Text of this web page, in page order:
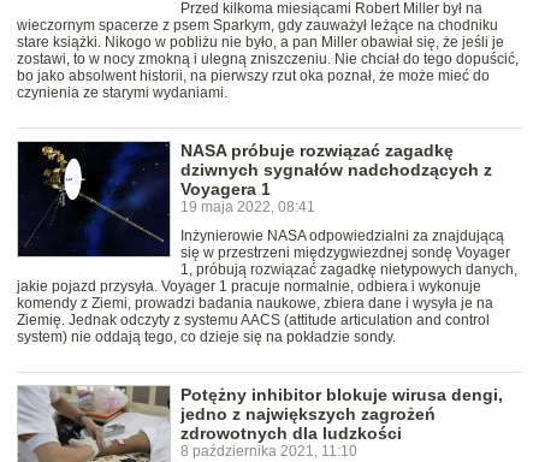
Przed kilkoma miesiącami Robert Miller był na
wieczornym spacerze z psem Sparkym, gdy zauważył leżące na chodniku
stare książki. Nikogo w pobliżu nie było, a pan Miller obawiał się, że jeśli je
zostawi, to w nocy zmokną i ulegną zniszczeniu. Nie chciał do tego dopuścić,
bo jako absolwent historii, na pierwszy rzut oka poznał, że może mieć do
czynienia ze starymi wydaniami.
NASA próbuje rozwiązać zagadkę
dziwnych sygnałów nadchodzących z
Voyagera 1
19 maja 2022, 08:41
Inżynierowie NASA odpowiedzialni za znajdującą
się w przestrzeni międzygwiezdnej sondę Voyager
1, próbują rozwiązać zagadkę nietypowych danych,
jakie pojazd przysyła. Voyager 1 pracuje normalnie, odbiera i wykonuje
komendy z Ziemi, prowadzi badania naukowe, zbiera dane i wysyła je na
Ziemię. Jednak odczyty z systemu AACS (attitude articulation and control
system) nie oddają tego, co dzieje się na pokładzie sondy.
Potężny inhibitor blokuje wirusa dengi,
jedno z największych zagrożeń
zdrowotnych dla ludzkości
8 października 2021, 11:10